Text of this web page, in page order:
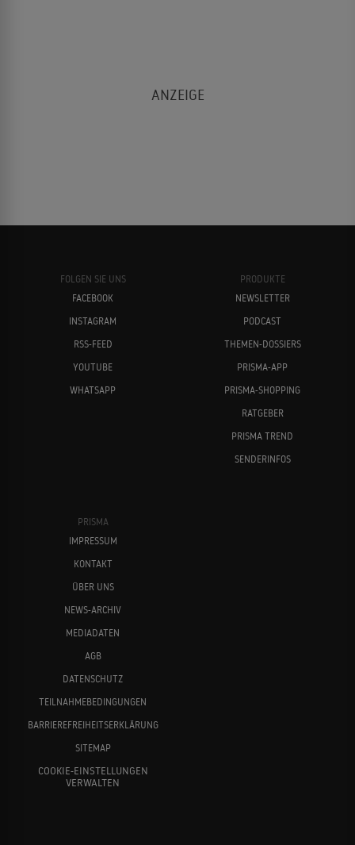
FOLGEN SIE UNS
FACEBOOK
INSTAGRAM
RSS-FEED
YOUTUBE
WHATSAPP
PRODUKTE
NEWSLETTER
PODCAST
THEMEN-DOSSIERS
PRISMA-APP
PRISMA-SHOPPING
RATGEBER
PRISMA TREND
SENDERINFOS
PRISMA
IMPRESSUM
KONTAKT
ÜBER UNS
NEWS-ARCHIV
MEDIADATEN
AGB
DATENSCHUTZ
TEILNAHMEBEDINGUNGEN
BARRIEREFREIHEITSERKLÄRUNG
SITEMAP
COOKIE-EINSTELLUNGEN
VERWALTEN